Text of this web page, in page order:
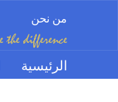
من نحن
الرئيسية